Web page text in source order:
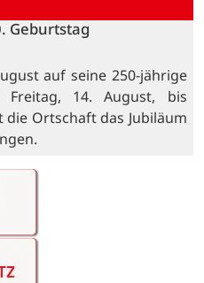
Geburtstag
auf seine 250-jährige
Freitag, 14. August, bis
Ortschaft das Jubiläum